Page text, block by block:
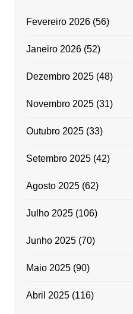
Fevereiro 2026(56)
Janeiro 2026(52)
Dezembro 2025(48)
Novembro 2025(31)
Outubro 2025(33)
Setembro 2025(42)
Agosto 2025(62)
Julho 2025(106)
Junho 2025(70)
Maio 2025(90)
Abril 2025(116)